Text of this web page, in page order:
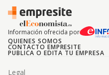
Información ofrecida por
QUIENES SOMOS
CONTACTO EMPRESITE
PUBLICA O EDITA TU EMPRESA
Legal